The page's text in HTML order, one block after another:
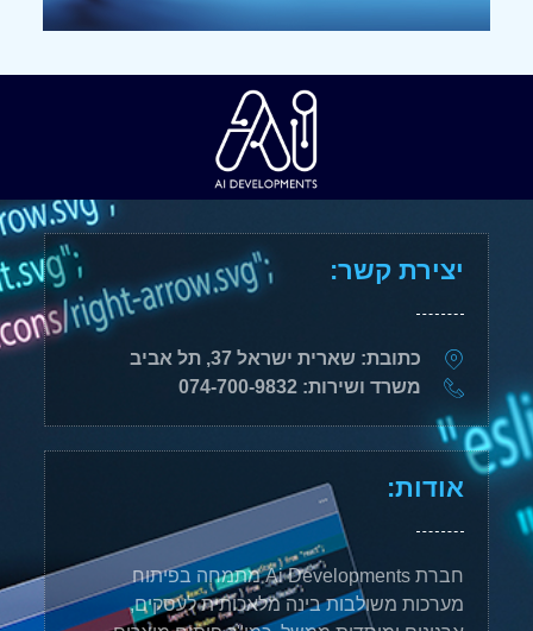
יצירת קשר:
כתובת: שארית ישראל 37, תל אביב
משרד ושירות: 074-700-9832
אודות:
חברת Ai Developments מתמחה בפיתוח
מערכות משולבות בינה מלאכותית לעסקים,